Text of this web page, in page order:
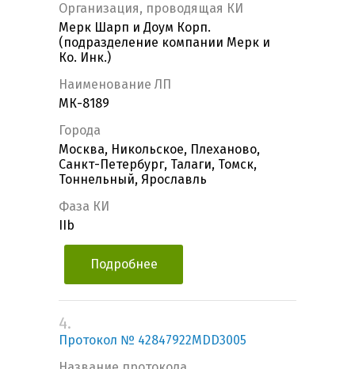
Организация, проводящая КИ
Мерк Шарп и Доум Корп.
(подразделение компании Мерк и
Ко. Инк.)
Наименование ЛП
МК-8189
Города
Москва, Никольское, Плеханово,
Санкт-Петербург, Талаги, Томск,
Тоннельный, Ярославль
Фаза КИ
IIb
Подробнее
4.
Протокол № 42847922MDD3005